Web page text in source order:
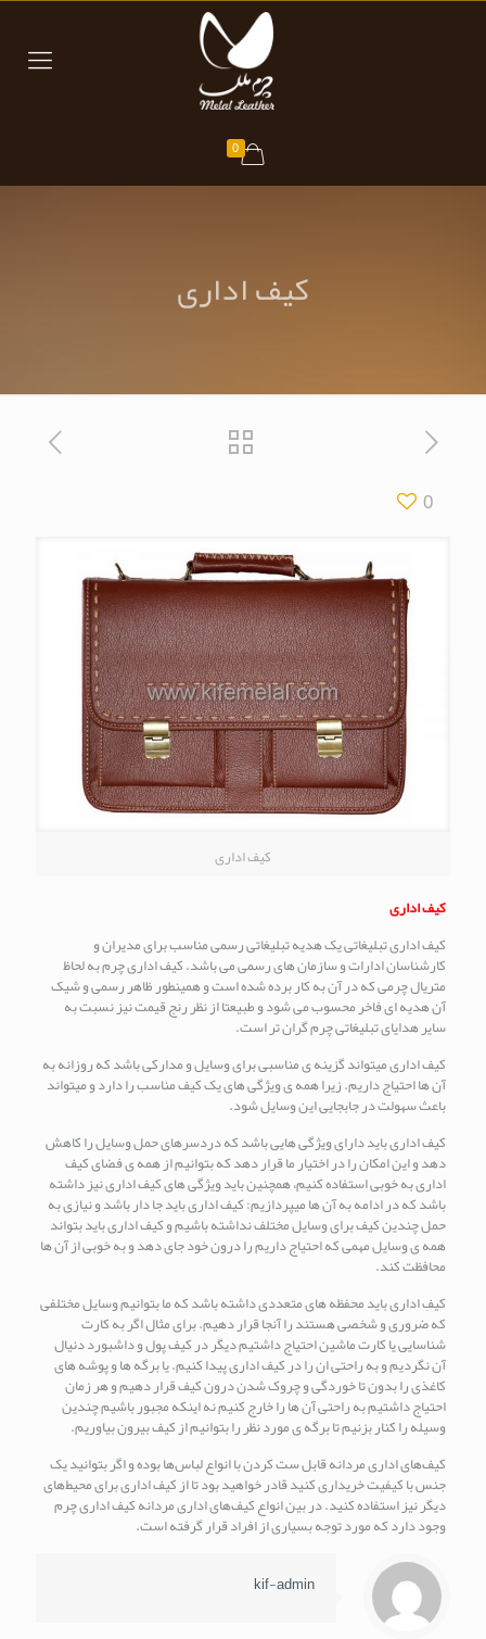
0
کیف اداری
0
کیف اداری
کیف اداری
کیف اداری تبلیغاتی یک هدیه تبلیغاتی رسمی مناسب برای مدیران و
کارشناسان ادارات و سازمان های رسمی می باشد. کیف اداری چرم به لحاظ
متریال چرمی که در آن به کار برده شده است و همینطور ظاهر رسمی و شیک
آن هدیه ای فاخر محسوب می شود و طبیعتا از نظر رنج قیمت نیز نسبت به
سایر هدایای تبلیغاتی چرم گران تر است.
کیف اداری میتواند گزینه ی مناسبی برای وسایل و مدارکی باشد که روزانه به
آن ها احتیاج داریم. زیرا همه ی ویژگی های یک کیف مناسب را دارد و میتواند
باعث سهولت در جابجایی این وسایل شود.
کیف اداری باید دارای ویژگی هایی باشد که دردسرهای حمل وسایل را کاهش
دهد و این امکان را در اختیار ما قرار دهد که بتوانیم از همه ی فضای کیف
اداری به خوبی استفاده کنیم، همچنین باید ویژگی های کیف اداری نیز داشته
باشد که در ادامه به آن ها میپردازیم: کیف اداری باید جا دار باشد و نیازی به
حمل چندین کیف برای وسایل مختلف نداشته باشیم و کیف اداری باید بتواند
همه ی وسایل مهمی که احتیاج داریم را درون خود جای دهد و به خوبی از آن ها
محافظت کند.
کیفِ اداری باید محفظه های متعددی داشته باشد که ما بتوانیم وسایل مختلفی
که ضروری و شخصی هستند را آنجا قرار دهیم. برای مثال اگر به کارت
شناسایی یا کارت ماشین احتیاج داشتیم دیگر در کیف پول و داشبورد دنیال
آن نگردیم و به راحتی ان را در کیف اداری پیدا کنیم. یا برگه ها و پوشه های
کاغذی را بدون تا خوردگی و چروک شدن درون کیف قرار دهیم و هر زمان
احتیاج داشتیم به راحتی آن ها را خارج کنیم نه اینکه مجبور باشیم چندین
وسیله را کنار بزنیم تا برگه ی مورد نظر را بتوانیم از کیف بیرون بیاوریم.
کیف‌های اداری مردانه قابل ست کردن با انواع لباس‌ها بوده و اگر بتوانید یک
جنس با کیفیت خریداری کنید قادر خواهید بود تا از کیف اداری برای محیط‌های
دیگر نیز استفاده کنید. در بین انواع کیف‌های اداری مردانه کیف اداری چرم
وجود دارد که مورد توجه بسیاری از افراد قرار گرفته است.
kif-admin